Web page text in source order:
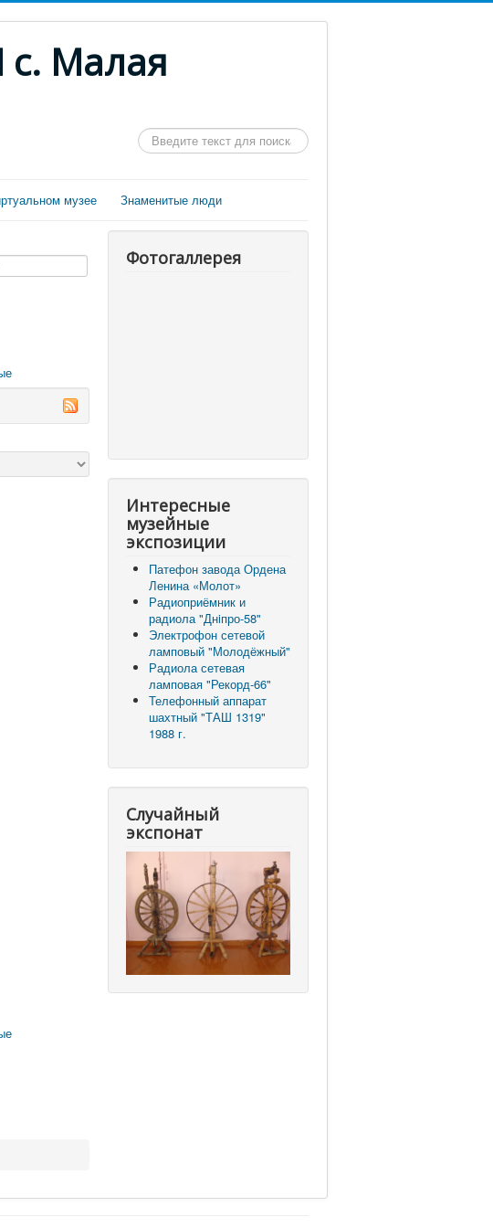
Малая
Искать...
музее Знаменитые люди
Фотогаллерея
Интересные
музейные
экспозиции
Патефон завода Ордена
Ленина «Молот»
Радиоприёмник и
радиола "Днiпро-58"
Электрофон сетевой
ламповый "Молодёжный"
Радиола сетевая
ламповая "Рекорд-66"
Телефонный аппарат
шахтный "ТАШ 1319"
1988 г.
Случайный
экспонат